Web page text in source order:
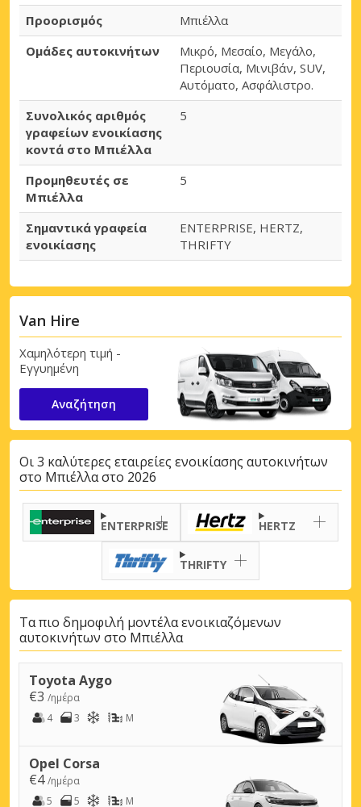
Προορισμός
Μπιέλλα
Ομάδες αυτοκινήτων
Μικρό, Μεσαίο, Μεγάλο,
Περιουσία, Μινιβάν, SUV,
Αυτόματο, Ασφάλιστρο.
Συνολικός αριθμός
γραφείων ενοικίασης
κοντά στο Μπιέλλα
5
Προμηθευτές σε
Μπιέλλα
5
Σημαντικά γραφεία
ενοικίασης
ENTERPRISE, HERTZ,
THRIFTY
Van Hire
Χαμηλότερη τιμή -
Εγγυημένη
Αναζήτηση
Οι 3 καλύτερες εταιρείες ενοικίασης αυτοκινήτων
στο Μπιέλλα στο 2026
ENTERPRISE HERTZ
THRIFTY
Τα πιο δημοφιλή μοντέλα ενοικιαζόμενων
αυτοκινήτων στο Μπιέλλα
Toyota Aygo
€3 /ημέρα
4
3 M
Opel Corsa
€4/ημέρα
5
5 M